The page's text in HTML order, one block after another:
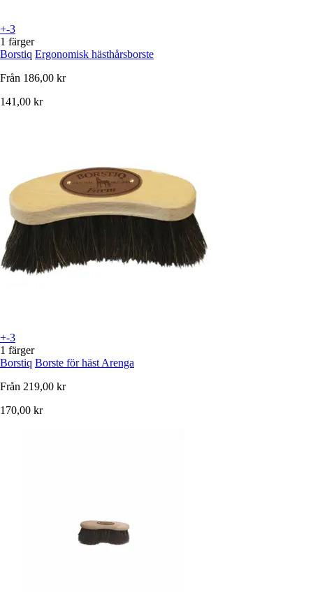
+-3
1 färger
Borstiq Ergonomisk hästhårsborste
Från 186,00 kr
141,00 kr
+-3
1 färger
Borstiq Borste för häst Arenga
Från 219,00 kr
170,00 kr